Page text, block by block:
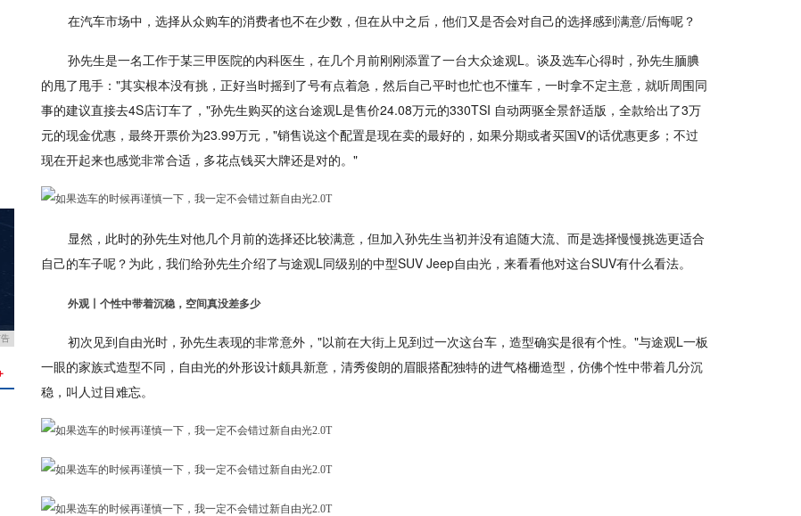
告
在汽车市场中，选择从众购车的消费者也不在少数，但在从中之后，他们又是否会对自己的选择感到满意/后悔呢？
孙先生是一名工作于某三甲医院的内科医生，在几个月前刚刚添置了一台大众途观L。谈及选车心得时，孙先生腼腆
的甩了甩手："其实根本没有挑，正好当时摇到了号有点着急，然后自己平时也忙也不懂车，一时拿不定主意，就听周围同
事的建议直接去4S店订车了，"孙先生购买的这台途观L是售价24.08万元的330TSI 自动两驱全景舒适版，全款给出了3万
元的现金优惠，最终开票价为23.99万元，"销售说这个配置是现在卖的最好的，如果分期或者买国Ⅴ的话优惠更多；不过
现在开起来也感觉非常合适，多花点钱买大牌还是对的。"
显然，此时的孙先生对他几个月前的选择还比较满意，但加入孙先生当初并没有追随大流、而是选择慢慢挑选更适合
自己的车子呢？为此，我们给孙先生介绍了与途观L同级别的中型SUV Jeep自由光，来看看他对这台SUV有什么看法。
外观丨个性中带着沉稳，空间真没差多少
初次见到自由光时，孙先生表现的非常意外，"以前在大街上见到过一次这台车，造型确实是很有个性。"与途观L一板
一眼的家族式造型不同，自由光的外形设计颇具新意，清秀俊朗的眉眼搭配独特的进气格栅造型，仿佛个性中带着几分沉
稳，叫人过目难忘。